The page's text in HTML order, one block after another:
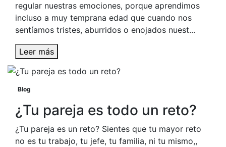
regular nuestras emociones, porque aprendimos
incluso a muy temprana edad que cuando nos
sentíamos tristes, aburridos o enojados nuest...
Leer más
Blog
¿Tu pareja es todo un reto?
¿Tu pareja es un reto? Sientes que tu mayor reto
no es tu trabajo, tu jefe, tu familia, ni tu mismo,,